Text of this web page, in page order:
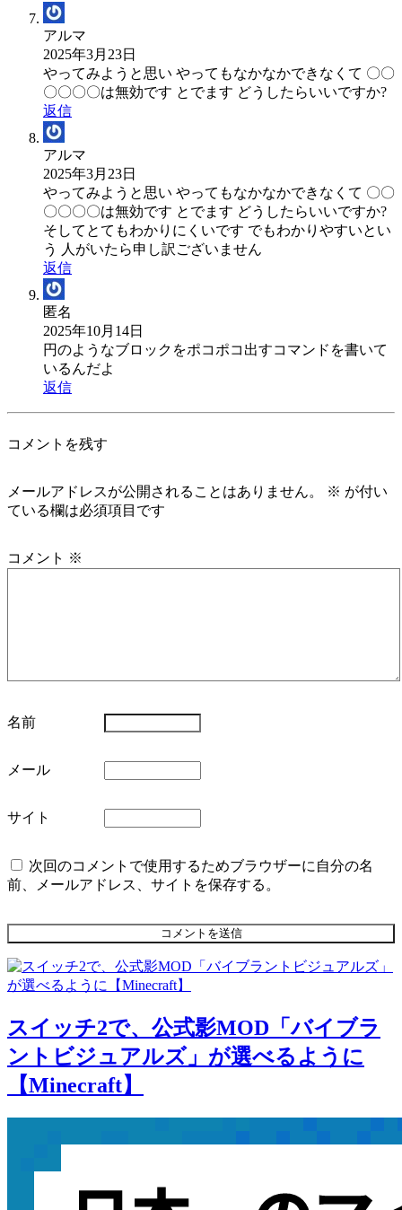
アルマ
2025年3月23日
やってみようと思い やってもなかなかできなくて 〇〇
〇〇〇〇は無効です とでます どうしたらいいですか?
返信
アルマ
2025年3月23日
やってみようと思い やってもなかなかできなくて 〇〇
〇〇〇〇は無効です とでます どうしたらいいですか?
そしてとてもわかりにくいです でもわかりやすいとい
う 人がいたら申し訳ございません
返信
匿名
2025年10月14日
円のようなブロックをポコポコ出すコマンドを書いて
いるんだよ
返信
コメントを残す
メールアドレスが公開されることはありません。 ※ が付い
ている欄は必須項目です
コメント ※
名前
メール
サイト
次回のコメントで使用するためブラウザーに自分の名
前、メールアドレス、サイトを保存する。
スイッチ2で、公式影MOD「バイブラ
ントビジュアルズ」が選べるように
【Minecraft】